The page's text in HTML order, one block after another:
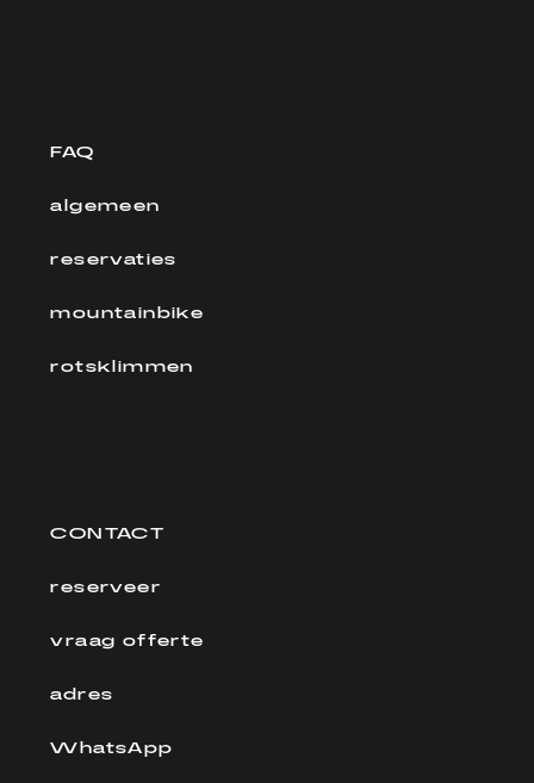
FAQ
algemeen
reservaties
mountainbike
rotsklimmen
CONTACT
reserveer
vraag offerte
adres
WhatsApp